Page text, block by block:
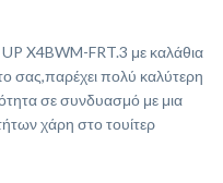
X4BWM-FRT.3 με καλάθια
σας,παρέχει πολύ καλύτερη
σε συνδυασμό με μια
χάρη στο τουίτερ